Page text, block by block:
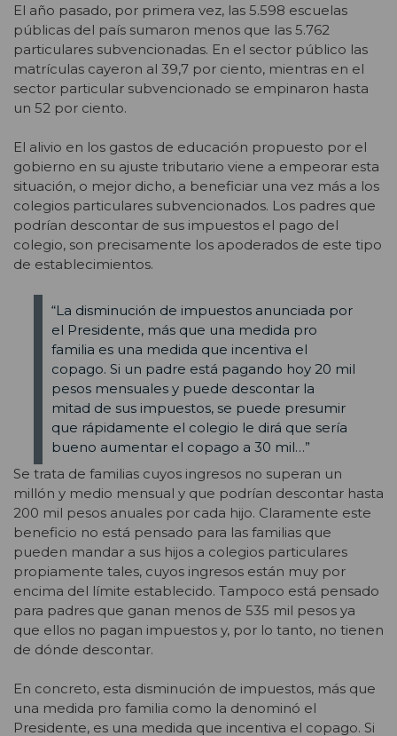
El año pasado, por primera vez, las 5.598 escuelas
públicas del país sumaron menos que las 5.762
particulares subvencionadas. En el sector público las
matrículas cayeron al 39,7 por ciento, mientras en el
sector particular subvencionado se empinaron hasta
un 52 por ciento.
El alivio en los gastos de educación propuesto por el
gobierno en su ajuste tributario viene a empeorar esta
situación, o mejor dicho, a beneficiar una vez más a los
colegios particulares subvencionados. Los padres que
podrían descontar de sus impuestos el pago del
colegio, son precisamente los apoderados de este tipo
de establecimientos.
“La disminución de impuestos anunciada por
el Presidente, más que una medida pro
familia es una medida que incentiva el
copago. Si un padre está pagando hoy 20 mil
pesos mensuales y puede descontar la
mitad de sus impuestos, se puede presumir
que rápidamente el colegio le dirá que sería
bueno aumentar el copago a 30 mil…”
Se trata de familias cuyos ingresos no superan un
millón y medio mensual y que podrían descontar hasta
200 mil pesos anuales por cada hijo. Claramente este
beneficio no está pensado para las familias que
pueden mandar a sus hijos a colegios particulares
propiamente tales, cuyos ingresos están muy por
encima del límite establecido. Tampoco está pensado
para padres que ganan menos de 535 mil pesos ya
que ellos no pagan impuestos y, por lo tanto, no tienen
de dónde descontar.
En concreto, esta disminución de impuestos, más que
una medida pro familia como la denominó el
Presidente, es una medida que incentiva el copago. Si